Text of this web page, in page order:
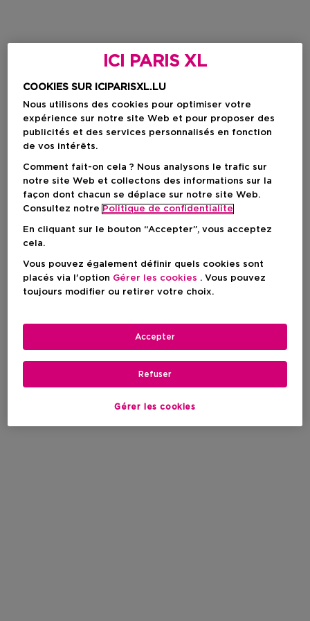
ICI PARIS XL
COOKIES SUR ICIPARISXL.LU
Nous utilisons des cookies pour optimiser votre
expérience sur notre site Web et pour proposer des
publicités et des services personnalisés en fonction
de vos intérêts.
Comment fait-on cela ? Nous analysons le trafic sur
notre site Web et collectons des informations sur la
façon dont chacun se déplace sur notre site Web.
Consultez notre Politique de confidentialite
En cliquant sur le bouton “Accepter”, vous acceptez
cela.
Vous pouvez également définir quels cookies sont
placés via l'option Gérer les cookies . Vous pouvez
toujours modifier ou retirer votre choix.
Gérer les cookies
Refuser
Accepter